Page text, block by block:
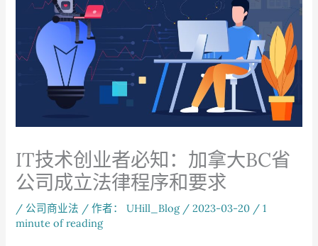
IT技术创业者必知：加拿大BC省
公司成立法律程序和要求
/ 公司商业法 / 作者： UHill_Blog /2023-03-20 /1
minute of reading